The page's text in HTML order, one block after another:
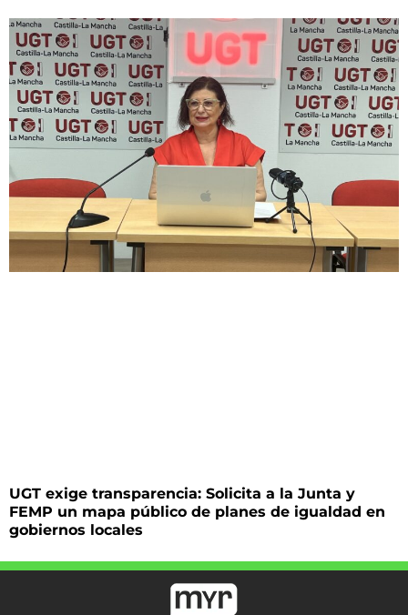
UGT exige transparencia: Solicita a la Junta y
FEMP un mapa público de planes de igualdad en
gobiernos locales